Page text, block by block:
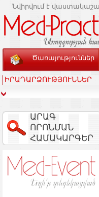
Նվիրվում է
Ծառայություններ
ԻՐԱԴԱՐՁՈՒԹՅՈՒՆՆԵՐ
ԱՐԱԳ
ՈՐՈՆՄԱՆ
ՀԱՄԱԿԱՐԳԵՐ